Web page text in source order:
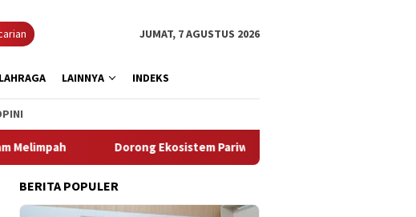
JUMAT, 7 AGUSTUS 2026
LAINNYA INDEKS
Dorong Ekosistem Pariwisata 2027, Pemkot Semarang Siapkan “Quick
BERITA POPULER